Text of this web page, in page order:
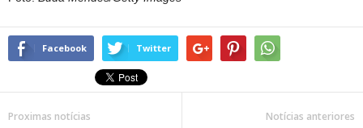
Facebook Twitter
Proximas notícias Notícias anteriores